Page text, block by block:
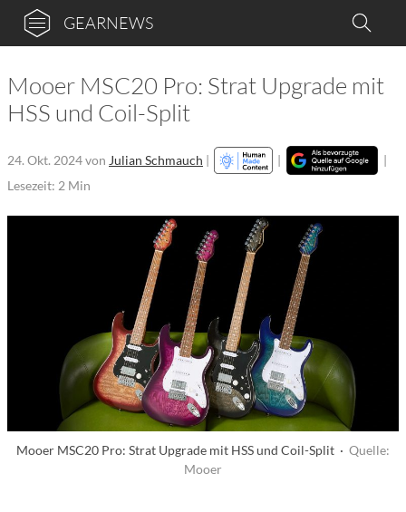
GEARNEWS
Mooer MSC20 Pro: Strat Upgrade mit
HSS und Coil-Split
24. Okt. 2024von Julian Schmauch | |
|
Lesezeit: 2 Min
Mooer MSC20 Pro: Strat Upgrade mit HSS und Coil-Split · Quelle:
Mooer